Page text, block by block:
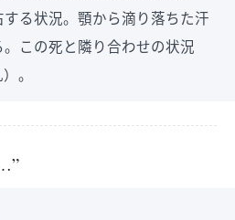
る状況。顎から滴り落ちた汗
この死と隣り合わせの状況
。